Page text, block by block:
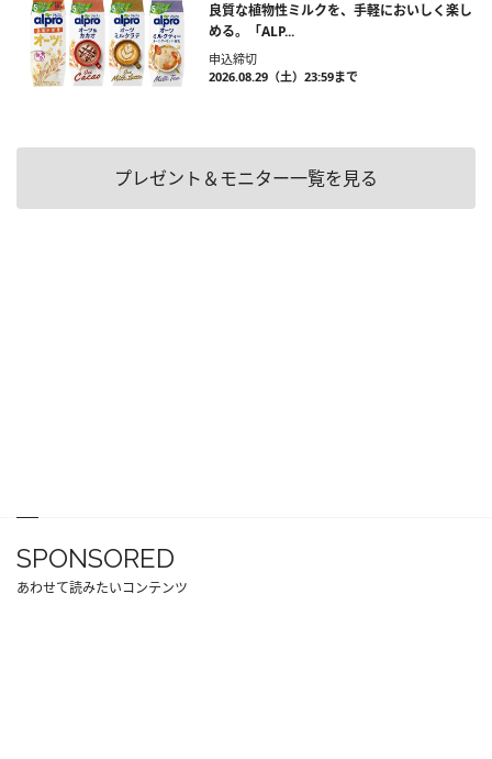
良質な植物性ミルクを、手軽においしく楽し
める。「ALP...
申込締切
2026.08.29（土）23:59まで
プレゼント＆モニター一覧を見る
SPONSORED
あわせて読みたいコンテンツ